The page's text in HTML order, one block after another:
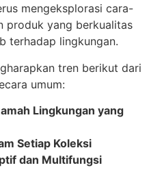
mengeksplorasi cara-
produk yang berkualitas
terhadap lingkungan.
tren berikut dari
umum:
Lingkungan yang
Setiap Koleksi
dan Multifungsi